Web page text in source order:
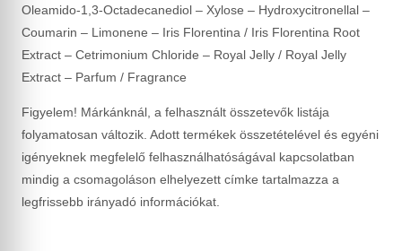
Oleamido-1,3-Octadecanediol – Xylose – Hydroxycitronellal –
Coumarin – Limonene – Iris Florentina / Iris Florentina Root
Extract – Cetrimonium Chloride – Royal Jelly / Royal Jelly
Extract – Parfum / Fragrance
Figyelem! Márkánknál, a felhasznált összetevők listája
folyamatosan változik. Adott termékek összetételével és egyéni
igényeknek megfelelő felhasználhatóságával kapcsolatban
mindig a csomagoláson elhelyezett címke tartalmazza a
legfrissebb irányadó információkat.